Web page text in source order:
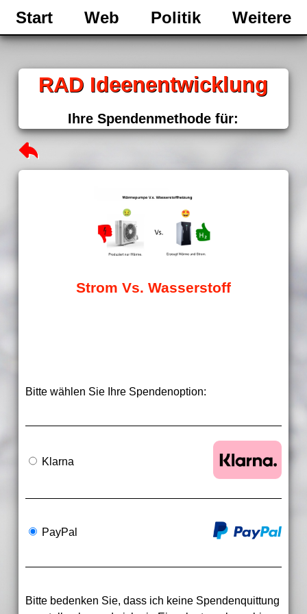
Start Web Politik Weitere
RAD Ideenentwicklung
Ihre Spendenmethode für:
Strom Vs. Wasserstoff
Bitte wählen Sie Ihre Spendenoption:
Klarna
PayPal
Bitte bedenken Sie, dass ich keine Spendenquittung